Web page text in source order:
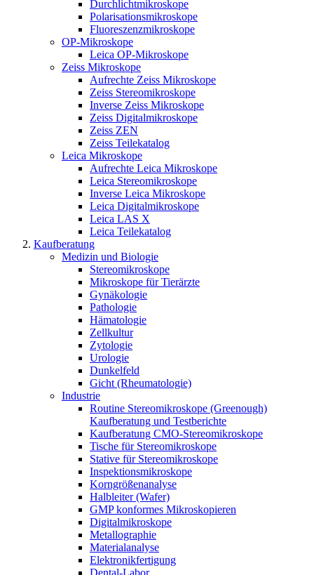
Durchlichtmikroskope
Polarisationsmikroskope
Fluoreszenzmikroskope
OP-Mikroskope
Leica OP-Mikroskope
Zeiss Mikroskope
Aufrechte Zeiss Mikroskope
Zeiss Stereomikroskope
Inverse Zeiss Mikroskope
Zeiss Digitalmikroskope
Zeiss ZEN
Zeiss Teilekatalog
Leica Mikroskope
Aufrechte Leica Mikroskope
Leica Stereomikroskope
Inverse Leica Mikroskope
Leica Digitalmikroskope
Leica LAS X
Leica Teilekatalog
Kaufberatung
Medizin und Biologie
Stereomikroskope
Mikroskope für Tierärzte
Gynäkologie
Pathologie
Hämatologie
Zellkultur
Zytologie
Urologie
Dunkelfeld
Gicht (Rheumatologie)
Industrie
Routine Stereomikroskope (Greenough)
Kaufberatung und Testberichte
Kaufberatung CMO-Stereomikroskope
Tische für Stereomikroskope
Stative für Stereomikroskope
Inspektionsmikroskope
Korngrößenanalyse
Halbleiter (Wafer)
GMP konformes Mikroskopieren
Digitalmikroskope
Metallographie
Materialanalyse
Elektronikfertigung
Dental-Labor